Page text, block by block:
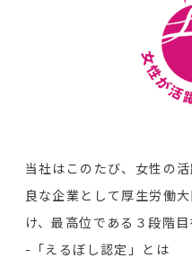
当社はこのたび、女性の
良な企業として厚生労働
け、最高位である３段階
-「えるぼし認定」とは